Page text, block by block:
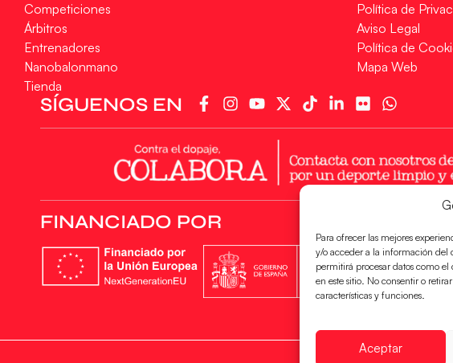
Para ofrecer las mejores
y/o acceder a la información del
permitirá procesar datos como
en este sitio. No consentir o
características y funciones.
Aceptar
Competiciones
Árbitros
Entrenadores
Nanobalonmano
Tienda
Política de
Aviso Legal
Política de
Mapa Web
SÍGUENOS EN
FINANCIADO POR